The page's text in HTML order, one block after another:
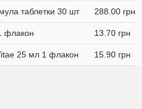
таблетки 30 шт 288.00 грн
флакон 13.70 грн
25 мл 1 флакон 15.90 грн